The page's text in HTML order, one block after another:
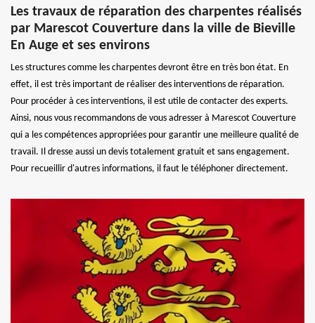
Les travaux de réparation des charpentes réalisés
par Marescot Couverture dans la ville de Bieville
En Auge et ses environs
Les structures comme les charpentes devront être en très bon état. En
effet, il est très important de réaliser des interventions de réparation.
Pour procéder à ces interventions, il est utile de contacter des experts.
Ainsi, nous vous recommandons de vous adresser à Marescot Couverture
qui a les compétences appropriées pour garantir une meilleure qualité de
travail. Il dresse aussi un devis totalement gratuit et sans engagement.
Pour recueillir d'autres informations, il faut le téléphoner directement.